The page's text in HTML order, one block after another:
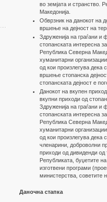
во земјата и странство.
Македонија.
Обврзник на данокот на
вршење на дејност на
Здруженија на граѓани и
стопанската интересна
Република Северна
хуманитарни
од кои произлегува дека
вршење стопанска
стопанската дејност е
Данокот на вкупен
вкупни приходи од
Здруженија на граѓани и
стопанската интересна
Република Северна
хуманитарни
од кои произлегува дека
членарини, доброволни
приходи од дивиденди од
Републиката, буџетите
изготвени програми
министерства, советите
Даночна стапка